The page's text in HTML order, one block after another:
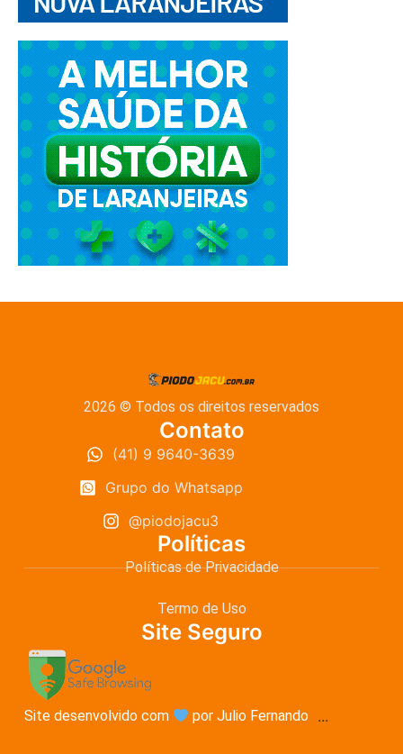
2026 © Todos os direitos reservados
Contato
(41) 9 9640-3639
Grupo do Whatsapp
@piodojacu3
Políticas
Políticas de Privacidade
Termo de Uso
Site Seguro
Site desenvolvido com por Julio Fernando ...